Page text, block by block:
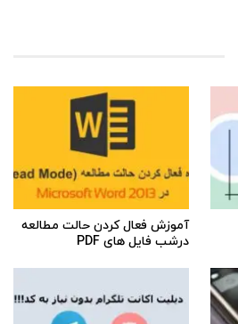
آموزش فعال کردن حالت مطالعه
درشب فایل های PDF